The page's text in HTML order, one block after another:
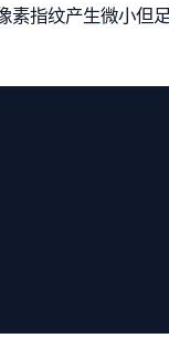
素指纹产生微小但